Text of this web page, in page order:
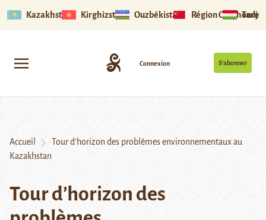
Kazakhstan Kirghizstan Ouzbékistan Région Ouïghoure
S’abonner
Connexion
Accueil
Tour d’horizon des problèmes environnementaux au
Kazakhstan
Tour d’horizon des